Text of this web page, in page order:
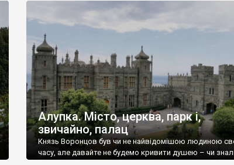
Алупка. Місто, церква, парк і,
звичайно, палац
Князь Воронцов був чи не найвідомішою людиною
часу, але давайте не будемо кривити душею – чи